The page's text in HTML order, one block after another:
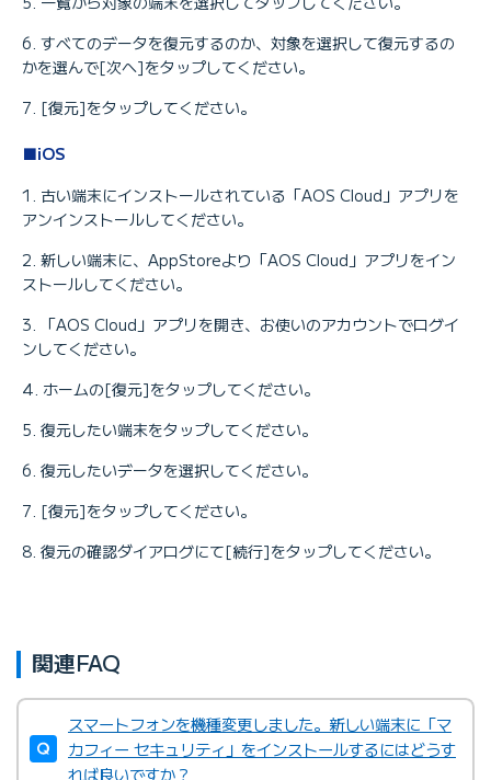
すべてのデータを復元するのか、対象を選択して復元するの
かを選んで[次へ]をタップしてください。
[復元]をタップしてください。
■iOS
古い端末にインストールされている「AOS Cloud」アプリを
アンインストールしてください。
新しい端末に、AppStoreより「AOS Cloud」アプリをイン
ストールしてください。
「AOS Cloud」アプリを開き、お使いのアカウントでログイ
ンしてください。
ホームの[復元]をタップしてください。
復元したい端末をタップしてください。
復元したいデータを選択してください。
[復元]をタップしてください。
復元の確認ダイアログにて[続行]をタップしてください。
関連FAQ
スマートフォンを機種変更しました。新しい端末に「マ
カフィー セキュリティ」をインストールするにはどうす
れば良いですか？